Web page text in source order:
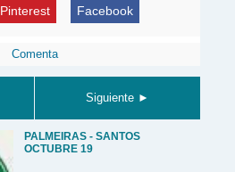
Pinterest Facebook
Comenta
Siguiente ►
PALMEIRAS - SANTOS
OCTUBRE 19